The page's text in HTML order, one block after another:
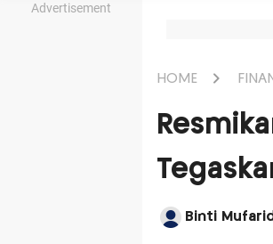
Advertisement
HOME
Binti